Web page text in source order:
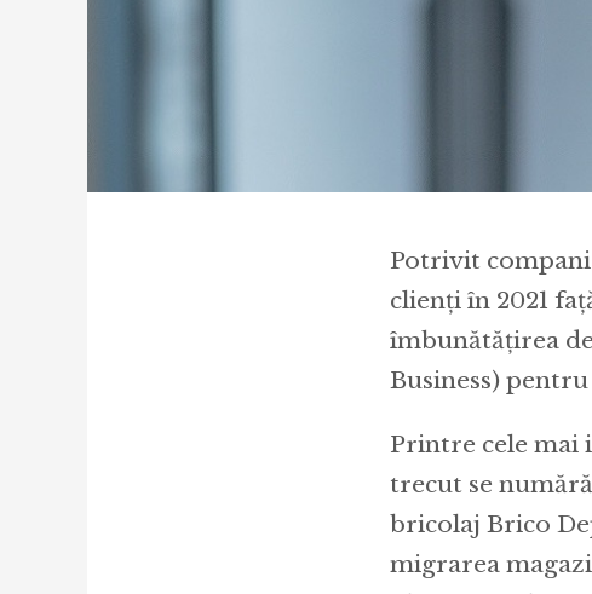
Potrivit
clienți în 2021
îmbunătățirea
Business)
Printre cele mai
trecut se
bricolaj Brico
migrarea